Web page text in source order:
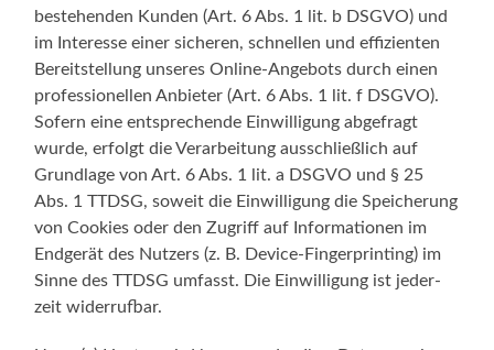
bestehen­den Kun­den (Art. 6 Abs. 1 lit. b DSGVO) und
im Inter­es­se einer siche­ren, schnel­len und effi­zi­en­ten
Bereit­stel­lung unse­res Online-Angebots durch einen
pro­fes­sio­nel­len Anbie­ter (Art. 6 Abs. 1 lit. f DSGVO).
Sofern eine ent­spre­chen­de Ein­wil­li­gung abge­fragt
wur­de, erfolgt die Ver­ar­bei­tung aus­schließ­lich auf
Grund­la­ge von Art. 6 Abs. 1 lit. a DSGVO und § 25
Abs. 1 TTDSG, soweit die Ein­wil­li­gung die Spei­che­rung
von Coo­kies oder den Zugriff auf Infor­ma­tio­nen im
End­ge­rät des Nut­zers (z. B. Device-Fingerprinting) im
Sin­ne des TTDSG umfasst. Die Ein­wil­li­gung ist jeder­
zeit widerrufbar.